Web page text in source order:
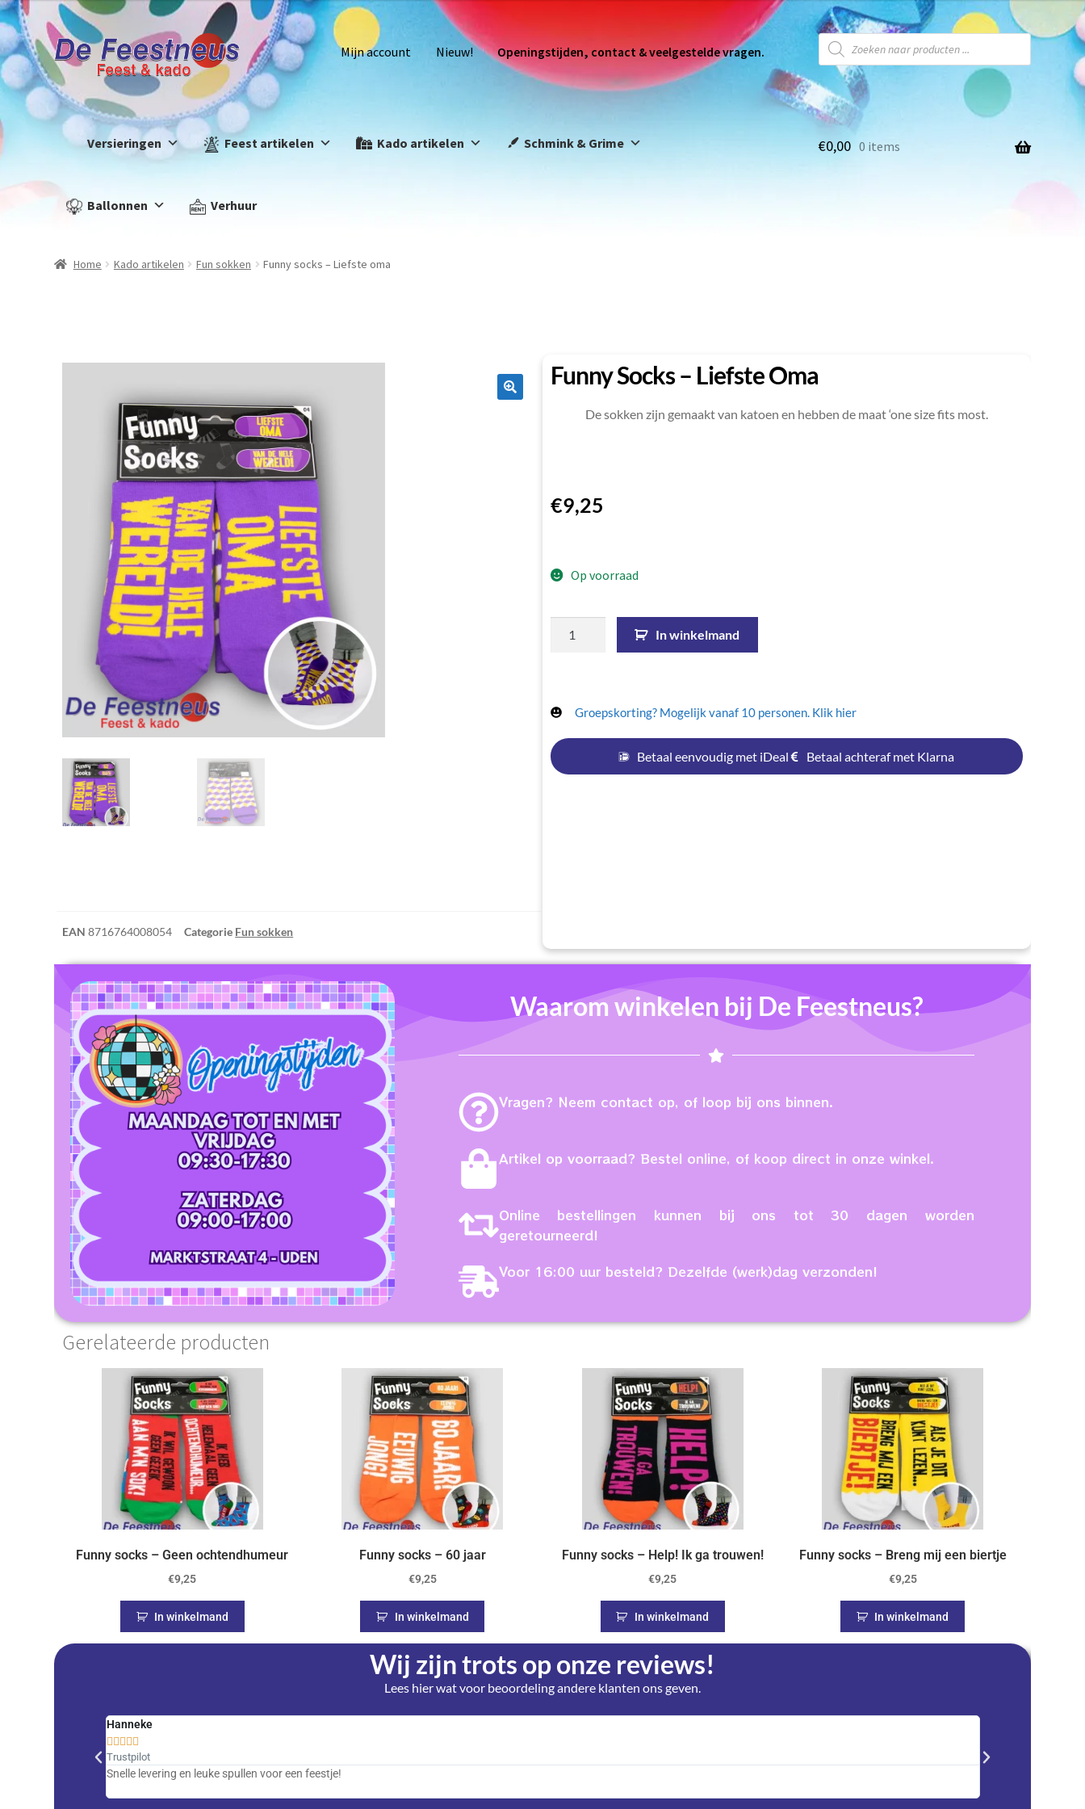
Mijn account Nieuw! Openingstijden, contact & veelgestelde vragen.
Versieringen Feest artikelen Kado artikelen Schmink & Grime
Ballonnen Verhuur
€0,00 0 items
Home Kado artikelen Fun sokken Funny socks – Liefste oma
EAN8716764008054 Categorie Fun sokken
Funny Socks – Liefste Oma
De sokken zijn gemaakt van katoen en hebben de maat ‘one size fits most.
€9,25
Op voorraad
In winkelmand
Groepskorting? Mogelijk vanaf 10 personen. Klik hier
Betaal eenvoudig met iDeal Betaal achteraf met Klarna
Waarom winkelen bij De Feestneus?
Vragen? Neem contact op, of loop bij ons binnen.
Artikel op voorraad? Bestel online, of koop direct in onze winkel.
Online bestellingen kunnen bij ons tot 30 dagen worden
geretourneerd!
Voor 16:00 uur besteld? Dezelfde (werk)dag verzonden!
Gerelateerde producten
Funny socks – Geen ochtendhumeur
€9,25
In winkelmand
Funny socks – 60 jaar
€9,25
In winkelmand
Funny socks – Help! Ik ga trouwen!
€9,25
In winkelmand
Funny socks – Breng mij een biertje
€9,25
In winkelmand
Wij zijn trots op onze reviews!
Lees hier wat voor beoordeling andere klanten ons geven.
Hanneke
    
Trustpilot
Snelle levering en leuke spullen voor een feestje!
Trustpilot